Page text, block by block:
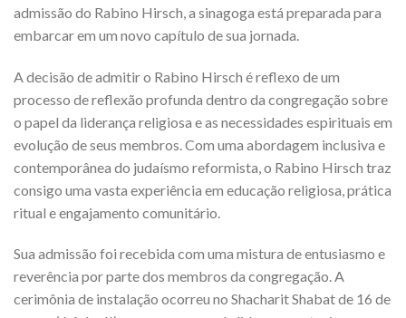
admissão do Rabino Hirsch, a sinagoga está preparada para
embarcar em um novo capítulo de sua jornada.
A decisão de admitir o Rabino Hirsch é reflexo de um
processo de reflexão profunda dentro da congregação sobre
o papel da liderança religiosa e as necessidades espirituais em
evolução de seus membros. Com uma abordagem inclusiva e
contemporânea do judaísmo reformista, o Rabino Hirsch traz
consigo uma vasta experiência em educação religiosa, prática
ritual e engajamento comunitário.
Sua admissão foi recebida com uma mistura de entusiasmo e
reverência por parte dos membros da congregação. A
cerimônia de instalação ocorreu no Shacharit Shabat de 16 de